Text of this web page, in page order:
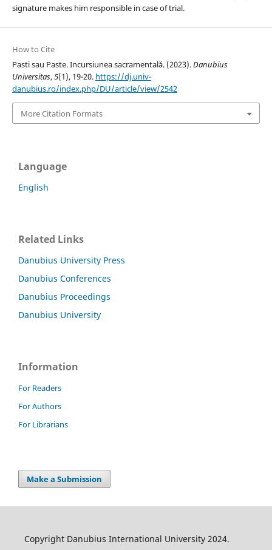
signature makes him responsible in case of trial.
How to Cite
Pasti sau Paste. Incursiunea sacramentală. (2023).Danubius
Universitas,5(1), 19-20. https://dj.univ-
danubius.ro/index.php/DU/article/view/2542
More Citation Formats
Language
English
Related Links
Danubius University Press
Danubius Conferences
Danubius Proceedings
Danubius University
Information
For Readers
For Authors
For Librarians
Make a Submission
Copyright Danubius International University 2024.